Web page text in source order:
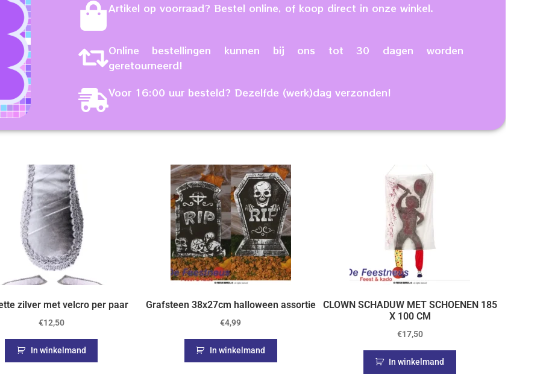
Artikel op voorraad? Bestel online, of koop direct in onze winkel.
Online bestellingen kunnen bij ons tot 30 dagen worden
geretourneerd!
Voor 16:00 uur besteld? Dezelfde (werk)dag verzonden!
zilver met velcro per paar
€12,50
In winkelmand
Grafsteen 38x27cm halloween assortie
€4,99
In winkelmand
CLOWN SCHADUW MET SCHOENEN 185
X 100 CM
€17,50
In winkelmand